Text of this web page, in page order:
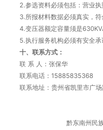
2.参选资料必须包括：营业
3.所报材料数据必须真实，符
4.变压器额定容量须是
5.执行服务机构必须有安全承
十、联系方式：
联 系 人： 张保华
联系电话：15885835368
联系地址：贵州省凯里市广
黔东南州民族博